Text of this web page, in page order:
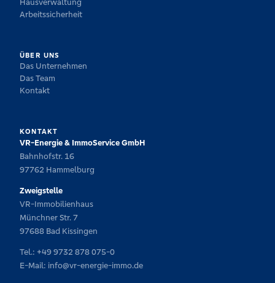
Hausverwaltung
Arbeitssicherheit
ÜBER UNS
Das Unternehmen
Das Team
Kontakt
KONTAKT
VR-Energie & ImmoService GmbH
Bahnhofstr. 16
97762 Hammelburg
Zweigstelle
VR-Immobilienhaus
Münchner Str. 7
97688 Bad Kissingen
Tel.: +49 9732 878 075-0
E-Mail: info@vr-energie-immo.de